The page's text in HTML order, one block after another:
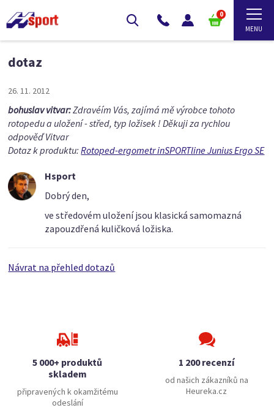
0
dotaz
26. 11. 2012
bohuslav vitvar:Zdravéím Vás, zajímá mě výrobce tohoto
rotopedu a uložení - střed, typ ložisek ! Děkuji za rychlou
odpověď Vitvar
Dotaz k produktu:Rotoped-ergometr inSPORTline Junius Ergo SE
Hsport
Dobrý den,
ve středovém uložení jsou klasická samomazná
zapouzdřená kuličková ložiska.
Návrat na přehled dotazů
5 000+ produktů
skladem
připravených k okamžitému
odeslání
1 200 recenzí
od našich zákazníků na
Heureka.cz